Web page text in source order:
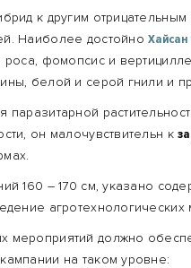
к другим
Наиболее достойно
роса, фомопсис и
белой и серой гнили и
паразитарной
он малочувствительн к
160 – 170 см, указано
мероприятий должно
на таком уровне: